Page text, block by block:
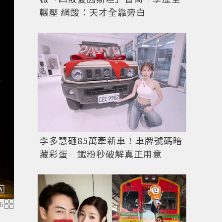
6
圖／台灣國際熱氣球嘉年華提供
輾壓 網酸：天才全靠旁白
李多慧砸85萬牽新車！車牌號碼暗
藏彩蛋 鐵粉秒破解真正用意